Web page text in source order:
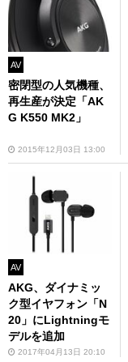
AV
密閉型の人気機種、
再生産が決定「AK
G K550 MK2」
2015年12月03日 13:00
AV
AKG、ダイナミッ
ク型イヤフォン「N
20」にLightningモ
デルを追加
2017年04月13日 20:10